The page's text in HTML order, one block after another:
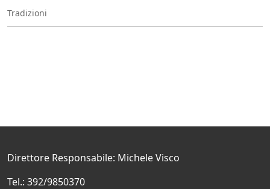
Tradizioni
Direttore Responsabile: Michele Visco
Tel.: 392/9850370